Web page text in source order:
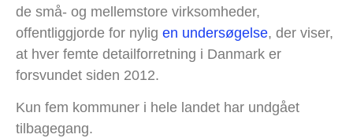
de små- og mellemstore virksomheder,
offentliggjorde for nylig en undersøgelse, der viser,
at hver femte detailforretning i Danmark er
forsvundet siden 2012.
Kun fem kommuner i hele landet har undgået
tilbagegang.